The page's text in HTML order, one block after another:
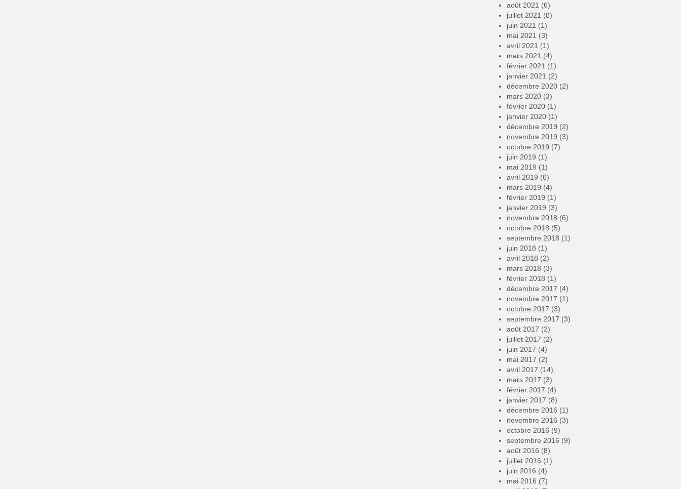
août 2021 (6)
juillet 2021 (8)
juin 2021 (1)
mai 2021 (3)
avril 2021 (1)
mars 2021 (4)
février 2021 (1)
janvier 2021 (2)
décembre 2020(2)
mars 2020(3)
février 2020(1)
janvier 2020(1)
décembre 2019 (2)
novembre 2019 (3)
octobre 2019 (7)
juin 2019 (1)
mai 2019 (1)
avril 2019 (6)
mars 2019 (4)
février 2019 (1)
janvier 2019 (3)
novembre 2018 (6)
octobre 2018 (5)
septembre 2018 (1)
juin 2018 (1)
avril 2018 (2)
mars 2018 (3)
février 2018 (1)
décembre 2017 (4)
novembre 2017 (1)
octobre 2017 (3)
septembre 2017 (3)
août 2017 (2)
juillet 2017 (2)
juin 2017 (4)
mai 2017 (2)
avril 2017 (14)
mars 2017 (3)
février 2017 (4)
janvier 2017 (8)
décembre 2016 (1)
novembre 2016 (3)
octobre 2016 (9)
septembre 2016 (9)
août 2016 (8)
juillet 2016 (1)
juin 2016 (4)
mai 2016 (7)